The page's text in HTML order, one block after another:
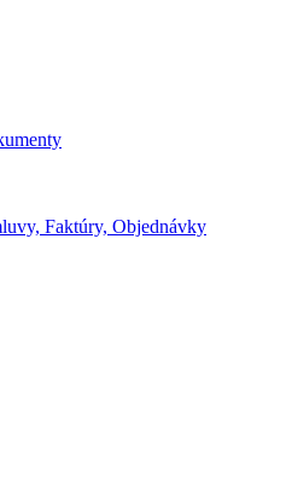
Faktúry, Objednávky